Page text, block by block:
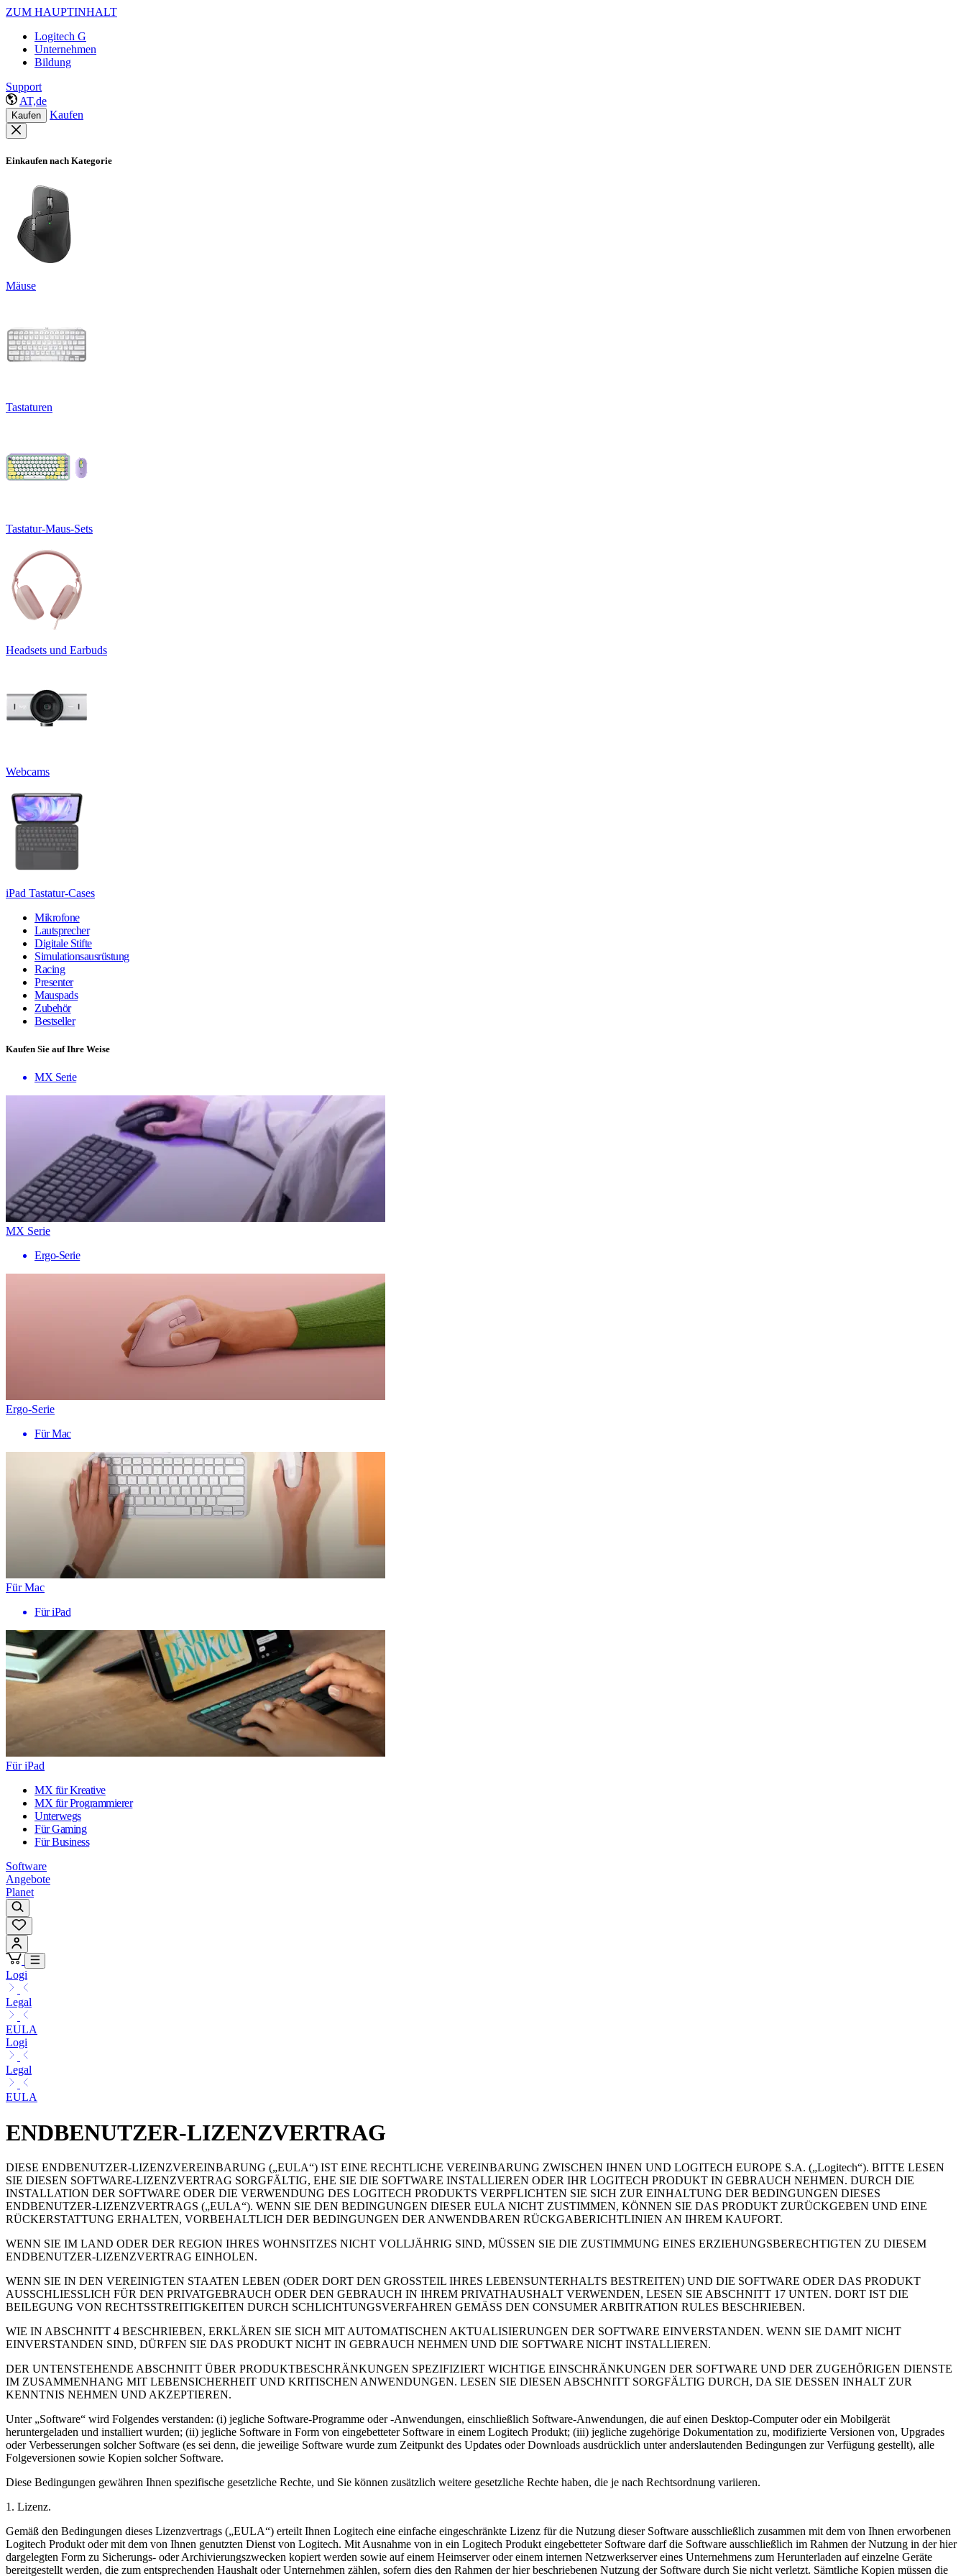
ZUM HAUPTINHALT
Logitech G
Unternehmen
Bildung
Support
AT,de
Kaufen Kaufen
Einkaufen nach Kategorie
Mäuse
Tastaturen
Tastatur-Maus-Sets
Headsets und Earbuds
Webcams
iPad Tastatur-Cases
Mikrofone
Lautsprecher
Digitale Stifte
Simulationsausrüstung
Racing
Presenter
Mauspads
Zubehör
Bestseller
Kaufen Sie auf Ihre Weise
MX Serie
MX Serie
Ergo-Serie
Ergo-Serie
Für Mac
Für Mac
Für iPad
Für iPad
MX für Kreative
MX für Programmierer
Unterwegs
Für Gaming
Für Business
Software
Angebote
Planet
Logi
Legal
EULA
Logi
Legal
EULA
ENDBENUTZER-LIZENZVERTRAG
DIESE ENDBENUTZER-LIZENZVEREINBARUNG („EULA“) IST EINE RECHTLICHE VEREINBARUNG ZWISCHEN IHNEN UND LOGITECH EUROPE S.A. („Logitech“). BITTE LESEN
SIE DIESEN SOFTWARE-LIZENZVERTRAG SORGFÄLTIG, EHE SIE DIE SOFTWARE INSTALLIEREN ODER IHR LOGITECH PRODUKT IN GEBRAUCH NEHMEN. DURCH DIE
INSTALLATION DER SOFTWARE ODER DIE VERWENDUNG DES LOGITECH PRODUKTS VERPFLICHTEN SIE SICH ZUR EINHALTUNG DER BEDINGUNGEN DIESES
ENDBENUTZER-LIZENZVERTRAGS („EULA“). WENN SIE DEN BEDINGUNGEN DIESER EULA NICHT ZUSTIMMEN, KÖNNEN SIE DAS PRODUKT ZURÜCKGEBEN UND EINE
RÜCKERSTATTUNG ERHALTEN, VORBEHALTLICH DER BEDINGUNGEN DER ANWENDBAREN RÜCKGABERICHTLINIEN AN IHREM KAUFORT.
WENN SIE IM LAND ODER DER REGION IHRES WOHNSITZES NICHT VOLLJÄHRIG SIND, MÜSSEN SIE DIE ZUSTIMMUNG EINES ERZIEHUNGSBERECHTIGTEN ZU DIESEM
ENDBENUTZER-LIZENZVERTRAG EINHOLEN.
WENN SIE IN DEN VEREINIGTEN STAATEN LEBEN (ODER DORT DEN GROSSTEIL IHRES LEBENSUNTERHALTS BESTREITEN) UND DIE SOFTWARE ODER DAS PRODUKT
AUSSCHLIESSLICH FÜR DEN PRIVATGEBRAUCH ODER DEN GEBRAUCH IN IHREM PRIVATHAUSHALT VERWENDEN, LESEN SIE ABSCHNITT 17 UNTEN. DORT IST DIE
BEILEGUNG VON RECHTSSTREITIGKEITEN DURCH SCHLICHTUNGSVERFAHREN GEMÄSS DEN CONSUMER ARBITRATION RULES BESCHRIEBEN.
WIE IN ABSCHNITT 4 BESCHRIEBEN, ERKLÄREN SIE SICH MIT AUTOMATISCHEN AKTUALISIERUNGEN DER SOFTWARE EINVERSTANDEN. WENN SIE DAMIT NICHT
EINVERSTANDEN SIND, DÜRFEN SIE DAS PRODUKT NICHT IN GEBRAUCH NEHMEN UND DIE SOFTWARE NICHT INSTALLIEREN.
DER UNTENSTEHENDE ABSCHNITT ÜBER PRODUKTBESCHRÄNKUNGEN SPEZIFIZIERT WICHTIGE EINSCHRÄNKUNGEN DER SOFTWARE UND DER ZUGEHÖRIGEN DIENSTE
IM ZUSAMMENHANG MIT LEBENSICHERHEIT UND KRITISCHEN ANWENDUNGEN. LESEN SIE DIESEN ABSCHNITT SORGFÄLTIG DURCH, DA SIE DESSEN INHALT ZUR
KENNTNIS NEHMEN UND AKZEPTIEREN.
Unter „Software“ wird Folgendes verstanden: (i) jegliche Software-Programme oder -Anwendungen, einschließlich Software-Anwendungen, die auf einen Desktop-Computer oder ein Mobilgerät
heruntergeladen und installiert wurden; (ii) jegliche Software in Form von eingebetteter Software in einem Logitech Produkt; (iii) jegliche zugehörige Dokumentation zu, modifizierte Versionen von, Upgrades
oder Verbesserungen solcher Software (es sei denn, die jeweilige Software wurde zum Zeitpunkt des Updates oder Downloads ausdrücklich unter anderslautenden Bedingungen zur Verfügung gestellt), alle
Folgeversionen sowie Kopien solcher Software.
Diese Bedingungen gewähren Ihnen spezifische gesetzliche Rechte, und Sie können zusätzlich weitere gesetzliche Rechte haben, die je nach Rechtsordnung variieren.
1. Lizenz.
Gemäß den Bedingungen dieses Lizenzvertrags („EULA“) erteilt Ihnen Logitech eine einfache eingeschränkte Lizenz für die Nutzung dieser Software ausschließlich zusammen mit dem von Ihnen erworbenen
Logitech Produkt oder mit dem von Ihnen genutzten Dienst von Logitech. Mit Ausnahme von in ein Logitech Produkt eingebetteter Software darf die Software ausschließlich im Rahmen der Nutzung in der hier
dargelegten Form zu Sicherungs- oder Archivierungszwecken kopiert werden sowie auf einem Heimserver oder einem internen Netzwerkserver eines Unternehmens zum Herunterladen auf einzelne Geräte
bereitgestellt werden, die zum entsprechenden Haushalt oder Unternehmen zählen, sofern dies den Rahmen der hier beschriebenen Nutzung der Software durch Sie nicht verletzt. Sämtliche Kopien müssen die